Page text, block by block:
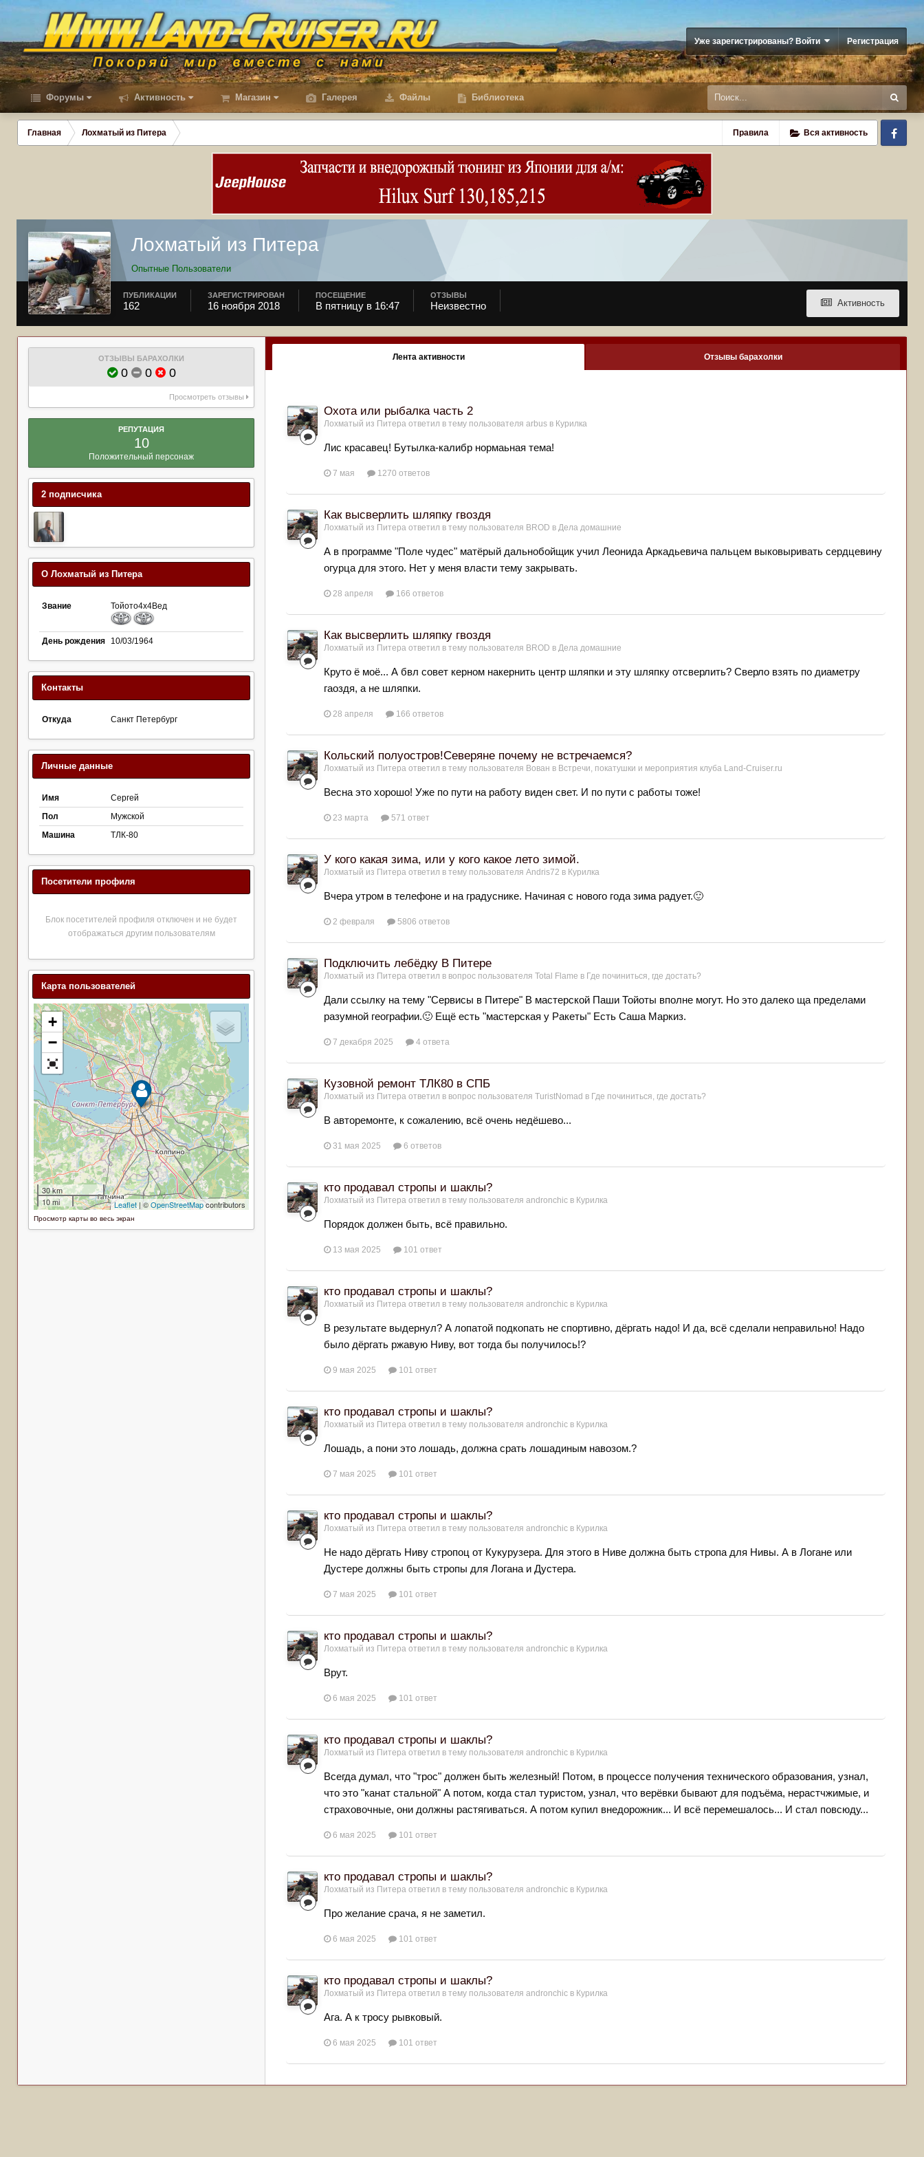
Уже зарегистрированы? Войти Регистрация
Форумы Активность Магазин Галерея Файлы Библиотека
Правила Вся активность
Главная Лохматый из Питера
Лохматый из Питера
Опытные Пользователи
Активность
ПУБЛИКАЦИИ
162
ЗАРЕГИСТРИРОВАН
16 ноября 2018
ПОСЕЩЕНИЕ
В пятницу в 16:47
ОТЗЫВЫ
Неизвестно
ОТЗЫВЫ БАРАХОЛКИ
0 0 0
Просмотреть отзывы
РЕПУТАЦИЯ
10
Положительный персонаж
2 подписчика
О Лохматый из Питера
Звание Тойото4х4Вед
День рождения 10/03/1964
Контакты
Откуда Cанкт Петербург
Личные данные
Имя
Сергей
Пол
Мужской
Машина
ТЛК-80
Посетители профиля
Блок посетителей профиля отключен и не будет
отображаться другим пользователям
Карта пользователей
Просмотр карты во весь экран
Лента активности Отзывы барахолки
Охота или рыбалка часть 2
Лохматый из Питера ответил в тему пользователя arbus в Курилка
Лис красавец! Бутылка-калибр нормаьная тема!
7 мая 1270 ответов
Как высверлить шляпку гвоздя
Лохматый из Питера ответил в тему пользователя BROD в Дела домашние
А в программе "Поле чудес" матёрый дальнобойщик учил Леонида Аркадьевича пальцем выковыривать сердцевину
огурца для этого. Нет у меня власти тему закрывать.
28 апреля 166 ответов
Как высверлить шляпку гвоздя
Лохматый из Питера ответил в тему пользователя BROD в Дела домашние
Круто ё моё... А бвл совет керном накернить центр шляпки и эту шляпку отсверлить? Сверло взять по диаметру
гаоздя, а не шляпки.
28 апреля 166 ответов
Кольский полуостров!Северяне почему не встречаемся?
Лохматый из Питера ответил в тему пользователя Вован в Встречи, покатушки и мероприятия клуба Land-Cruiser.ru
Весна это хорошо! Уже по пути на работу виден свет. И по пути с работы тоже!
23 марта 571 ответ
У кого какая зима, или у кого какое лето зимой.
Лохматый из Питера ответил в тему пользователя Andris72 в Курилка
Вчера утром в телефоне и на градуснике. Начиная с нового года зима радует.🙂
2 февраля 5806 ответов
Подключить лебёдку В Питере
Лохматый из Питера ответил в вопрос пользователя Total Flame в Где починиться, где достать?
Дали ссылку на тему "Сервисы в Питере" В мастерской Паши Тойоты вполне могут. Но это далеко ща пределами
разумной географии.🙂 Ещё есть "мастерская у Ракеты" Есть Саша Маркиз.
7 декабря 2025 4 ответа
Кузовной ремонт ТЛК80 в СПБ
Лохматый из Питера ответил в вопрос пользователя TuristNomad в Где починиться, где достать?
В авторемонте, к сожалению, всё очень недёшево...
31 мая 2025 6 ответов
кто продавал стропы и шаклы?
Лохматый из Питера ответил в тему пользователя andronchic в Курилка
Порядок должен быть, всё правильно.
13 мая 2025 101 ответ
кто продавал стропы и шаклы?
Лохматый из Питера ответил в тему пользователя andronchic в Курилка
В результате выдернул? А лопатой подкопать не спортивно, дёргать надо! И да, всё сделали неправильно! Надо
было дёргать ржавую Ниву, вот тогда бы получилось!?
9 мая 2025 101 ответ
кто продавал стропы и шаклы?
Лохматый из Питера ответил в тему пользователя andronchic в Курилка
Лошадь, а пони это лошадь, должна срать лошадиным навозом.?
7 мая 2025 101 ответ
кто продавал стропы и шаклы?
Лохматый из Питера ответил в тему пользователя andronchic в Курилка
Не надо дёргать Ниву стропоц от Кукурузера. Для этого в Ниве должна быть стропа для Нивы. А в Логане или
Дустере должны быть стропы для Логана и Дустера.
7 мая 2025 101 ответ
кто продавал стропы и шаклы?
Лохматый из Питера ответил в тему пользователя andronchic в Курилка
Врут.
6 мая 2025 101 ответ
кто продавал стропы и шаклы?
Лохматый из Питера ответил в тему пользователя andronchic в Курилка
Всегда думал, что "трос" должен быть железный! Потом, в процессе получения технического образования, узнал,
что это "канат стальной" А потом, когда стал туристом, узнал, что верёвки бывают для подъёма, нерастчжимые, и
страховочные, они должны растягиваться. А потом купил внедорожник... И всё перемешалось... И стал повсюду...
6 мая 2025 101 ответ
кто продавал стропы и шаклы?
Лохматый из Питера ответил в тему пользователя andronchic в Курилка
Про желание срача, я не заметил.
6 мая 2025 101 ответ
кто продавал стропы и шаклы?
Лохматый из Питера ответил в тему пользователя andronchic в Курилка
Ага. А к тросу рывковый.
6 мая 2025 101 ответ